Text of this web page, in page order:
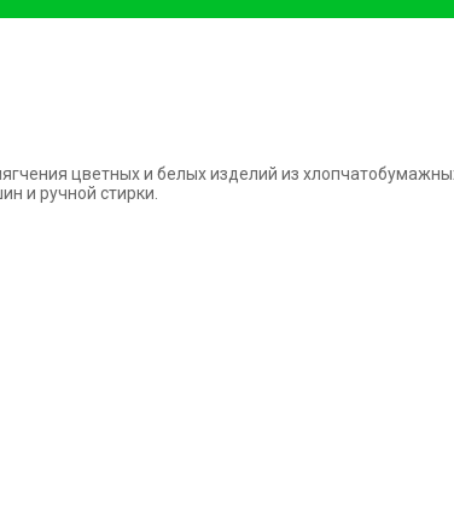
цветных и белых изделий из
и ручной стирки.